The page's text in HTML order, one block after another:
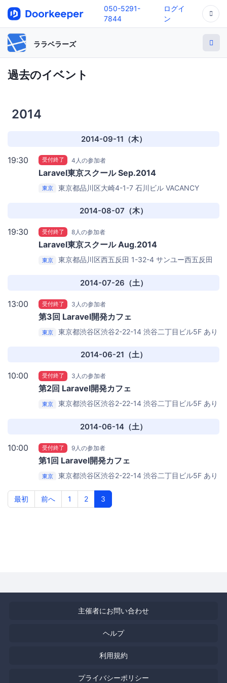
050-5291-
7844
ログイ
ン
ララベラーズ
過去のイベント
2014
2014-09-11（木）
19:30 受付終了 4人の参加者
Laravel東京スクール Sep.2014
東京 東京都品川区大崎4-1-7 石川ビル VACANCY
2014-08-07（木）
19:30 受付終了 8人の参加者
Laravel東京スクール Aug.2014
東京
東京都品川区西五反田 1-32-4 サンユー西五反田
2014-07-26（土）
13:00 受付終了 3人の参加者
第3回 Laravel開発カフェ
東京 東京都渋谷区渋谷2-22-14 渋谷二丁目ビル5F あり
2014-06-21（土）
10:00 受付終了 3人の参加者
第2回 Laravel開発カフェ
東京 東京都渋谷区渋谷2-22-14 渋谷二丁目ビル5F あり
2014-06-14（土）
10:00 受付終了 9人の参加者
第1回 Laravel開発カフェ
東京 東京都渋谷区渋谷2-22-14 渋谷二丁目ビル5F あり
最初
前へ 1 2 3
主催者にお問い合わせ
ヘルプ
利用規約
プライバシーポリシー